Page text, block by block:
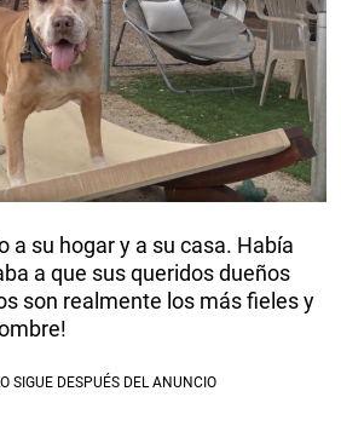
a su hogar y a su casa. Había
a que sus queridos dueños
son realmente los más fieles y